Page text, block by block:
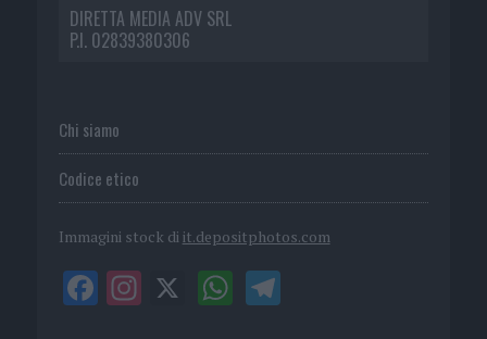
DIRETTA MEDIA ADV SRL
P.I. 02839380306
Chi siamo
Codice etico
Immagini stock di it.depositphotos.com